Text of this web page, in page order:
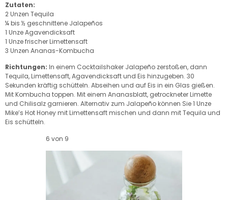
Zutaten:
2 Unzen Tequila
¼ bis ½ geschnittene Jalapeños
1 Unze Agavendicksaft
1 Unze frischer Limettensaft
3 Unzen Ananas-Kombucha
Richtungen: In einem Cocktailshaker Jalapeño zerstoßen, dann
Tequila, Limettensaft, Agavendicksaft und Eis hinzugeben. 30
Sekunden kräftig schütteln. Abseihen und auf Eis in ein Glas gießen.
Mit Kombucha toppen. Mit einem Ananasblatt, getrockneter Limette
und Chilisalz garnieren. Alternativ zum Jalapeño können Sie 1 Unze
Mike’s Hot Honey mit Limettensaft mischen und dann mit Tequila und
Eis schütteln.
6 von 9